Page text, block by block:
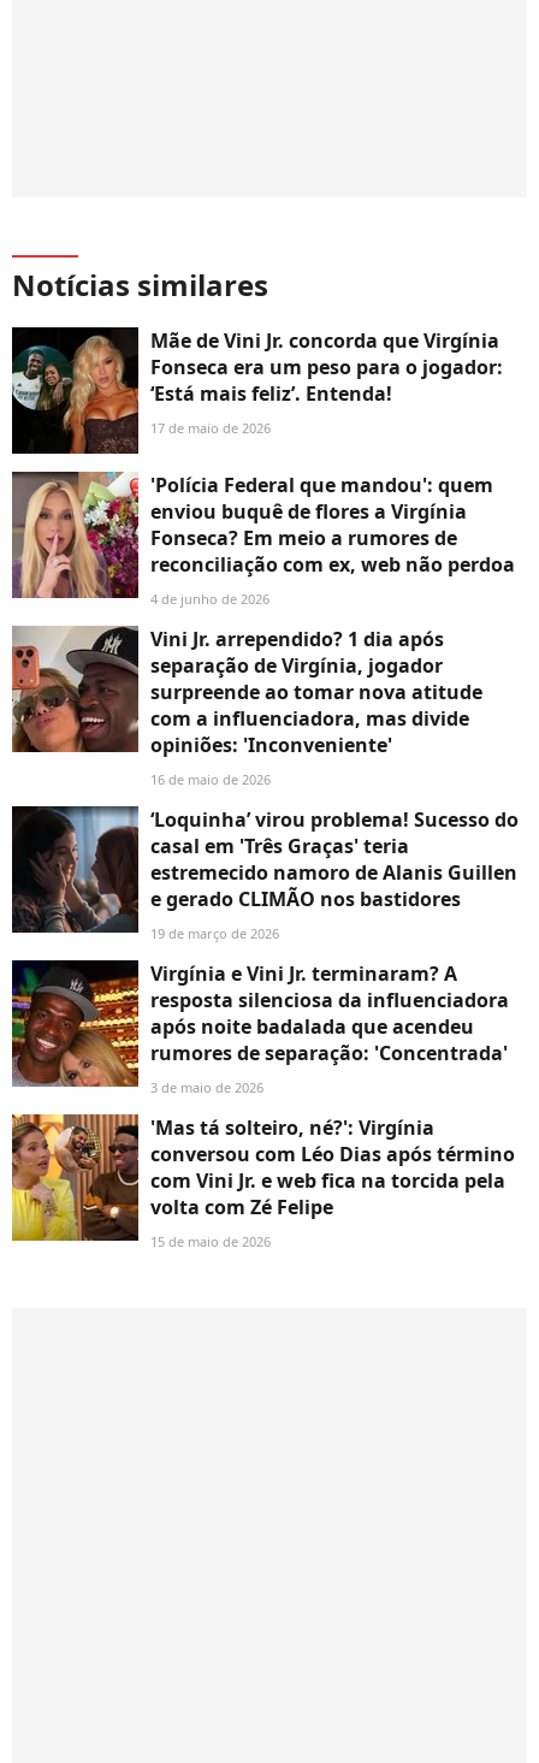
Notícias similares
Mãe de Vini Jr. concorda que Virgínia
Fonseca era um peso para o jogador:
‘Está mais feliz’. Entenda!
17 de maio de 2026
'Polícia Federal que mandou': quem
enviou buquê de flores a Virgínia
Fonseca? Em meio a rumores de
reconciliação com ex, web não perdoa
4 de junho de 2026
Vini Jr. arrependido? 1 dia após
separação de Virgínia, jogador
surpreende ao tomar nova atitude
com a influenciadora, mas divide
opiniões: 'Inconveniente'
16 de maio de 2026
‘Loquinha’ virou problema! Sucesso do
casal em 'Três Graças' teria
estremecido namoro de Alanis Guillen
e gerado CLIMÃO nos bastidores
19 de março de 2026
Virgínia e Vini Jr. terminaram? A
resposta silenciosa da influenciadora
após noite badalada que acendeu
rumores de separação: 'Concentrada'
3 de maio de 2026
'Mas tá solteiro, né?': Virgínia
conversou com Léo Dias após término
com Vini Jr. e web fica na torcida pela
volta com Zé Felipe
15 de maio de 2026